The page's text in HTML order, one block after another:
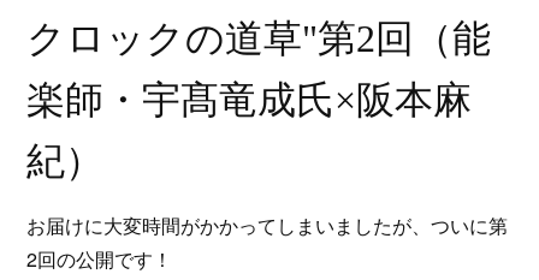
クロックの道草"第2回（能
楽師・宇髙竜成氏×阪本麻
紀）
お届けに大変時間がかかってしまいましたが、ついに第
2回の公開です！